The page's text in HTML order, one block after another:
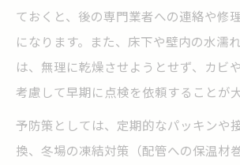
ておくと、後の専門業者への連絡や修
になります。また、床下や壁内の水濡
は、無理に乾燥させようとせず、カビ
考慮して早期に点検を依頼することが大
予防策としては、定期的なパッキンや
換、冬場の凍結対策（配管への保温材